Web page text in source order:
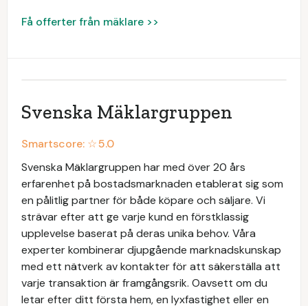
Få offerter från mäklare >>
Svenska Mäklargruppen
Smartscore: ☆5.0
Svenska Mäklargruppen har med över 20 års
erfarenhet på bostadsmarknaden etablerat sig som
en pålitlig partner för både köpare och säljare. Vi
strävar efter att ge varje kund en förstklassig
upplevelse baserat på deras unika behov. Våra
experter kombinerar djupgående marknadskunskap
med ett nätverk av kontakter för att säkerställa att
varje transaktion är framgångsrik. Oavsett om du
letar efter ditt första hem, en lyxfastighet eller en